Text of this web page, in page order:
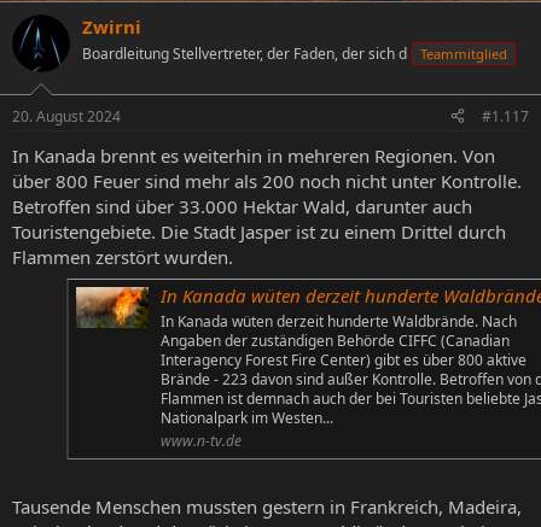
Zwirni
Boardleitung Stellvertreter, der Faden, der sich d Teammitglied
20. August 2024 #1.117
In Kanada brennt es weiterhin in mehreren Regionen. Von
über 800 Feuer sind mehr als 200 noch nicht unter Kontrolle.
Betroffen sind über 33.000 Hektar Wald, darunter auch
Touristengebiete. Die Stadt Jasper ist zu einem Drittel durch
Flammen zerstört wurden.
In Kanada wüten derzeit hunderte
In Kanada wüten derzeit hunderte Waldbrände. Nach
Angaben der zuständigen Behörde CIFFC (Canadian
Interagency Forest Fire Center) gibt es über 800 aktive
Brände - 223 davon sind außer Kontrolle. Betroffen von
Flammen ist demnach auch der bei Touristen beliebte
Nationalpark im Westen...
www.n-tv.de
Tausende Menschen mussten gestern in Frankreich, Madeira,